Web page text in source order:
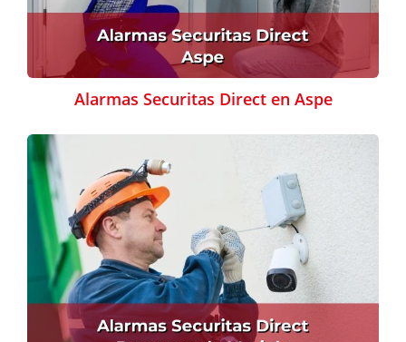
Alarmas Securitas Direct en Aspe